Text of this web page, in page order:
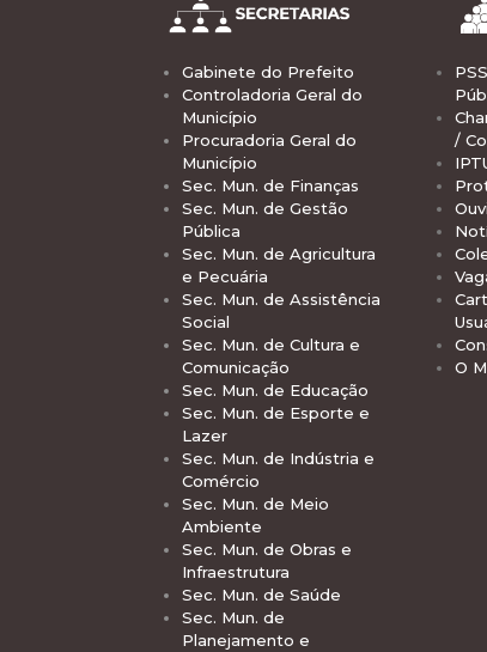
Gabinete do Prefeito
Controladoria Geral do
Município
Procuradoria Geral do
Município
Sec. Mun. de Finanças
Sec. Mun. de Gestão
Pública
Sec. Mun. de Agricultura
e Pecuária
Sec. Mun. de Assistência
Social
Sec. Mun. de Cultura e
Comunicação
Sec. Mun. de Educação
Sec. Mun. de Esporte e
Lazer
Sec. Mun. de Indústria e
Comércio
Sec. Mun. de Meio
Ambiente
Sec. Mun. de Obras e
Infraestrutura
Sec. Mun. de Saúde
Sec. Mun. de
Planejamento e
/
O